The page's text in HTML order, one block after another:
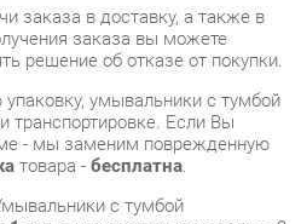
- мы заменим поврежденную
товара -бесплатна.
с тумбой
, а на некоторые модели – 2
Форест 100 Z2 19870 Дуб
производстваCorozo